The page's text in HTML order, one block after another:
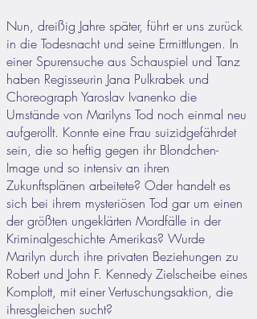
Nun, dreißig Jahre später, führt er uns zurück
in die Todesnacht und seine Ermittlungen. In
einer Spurensuche aus Schauspiel und Tanz
haben Regisseurin Jana Pulkrabek und
Choreograph Yaroslav Ivanenko die
Umstände von Marilyns Tod noch einmal neu
aufgerollt. Konnte eine Frau suizidgefährdet
sein, die so heftig gegen ihr Blondchen-
Image und so intensiv an ihren
Zukunftsplänen arbeitete? Oder handelt es
sich bei ihrem mysteriösen Tod gar um einen
der größten ungeklärten Mordfälle in der
Kriminalgeschichte Amerikas? Wurde
Marilyn durch ihre privaten Beziehungen zu
Robert und John F. Kennedy Zielscheibe eines
Komplott, mit einer Vertuschungsaktion, die
ihresgleichen sucht?